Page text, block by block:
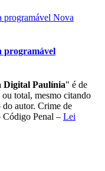
programável
Digital Paulínia" é de
total, mesmo citando
do autor. Crime de
Código Penal – Lei